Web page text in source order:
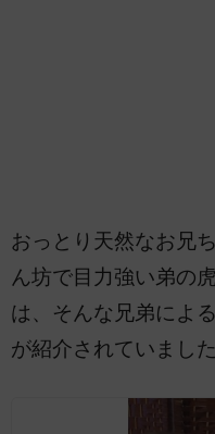
おっとり天然なお兄
ん坊で目力強い弟の
は、そんな兄弟によ
が紹介されていました